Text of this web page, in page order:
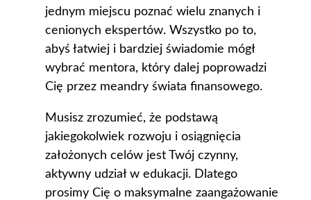
jednym miejscu poznać wielu znanych i
cenionych ekspertów. Wszystko po to,
abyś łatwiej i bardziej świadomie mógł
wybrać mentora, który dalej poprowadzi
Cię przez meandry świata finansowego.
Musisz zrozumieć, że podstawą
jakiegokolwiek rozwoju i osiągnięcia
założonych celów jest Twój czynny,
aktywny udział w edukacji. Dlatego
prosimy Cię o maksymalne zaangażowanie